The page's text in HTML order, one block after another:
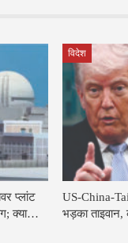
प्लांट
क्या…
विदेश
US-China-
भड़का